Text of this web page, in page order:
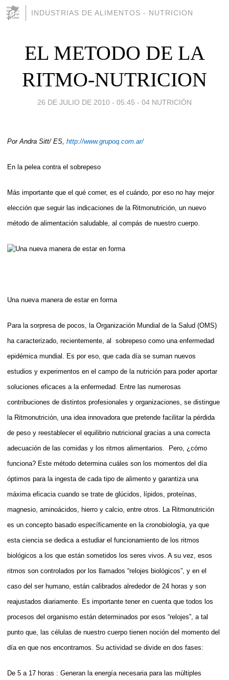
INDUSTRIAS DE ALIMENTOS - NUTRICION
EL METODO DE LA
RITMO-NUTRICION
26 DE JULIO DE 2010 - 05:45 - 04 NUTRICIÓN
Por Andra Sitt/ ES, http://www.grupoq.com.ar/
En la pelea contra el sobrepeso
Más importante que el qué comer, es el cuándo, por eso no hay mejor
elección que seguir las indicaciones de la Ritmonutrición, un nuevo
método de alimentación saludable, al compás de nuestro cuerpo.
Una nueva manera de estar en forma
Para la sorpresa de pocos, la Organización Mundial de la Salud (OMS)
ha caracterizado, recientemente, al sobrepeso como una enfermedad
epidémica mundial. Es por eso, que cada día se suman nuevos
estudios y experimentos en el campo de la nutrición para poder aportar
soluciones eficaces a la enfermedad. Entre las numerosas
contribuciones de distintos profesionales y organizaciones, se distingue
la Ritmonutrición, una idea innovadora que pretende facilitar la pérdida
de peso y reestablecer el equilibrio nutricional gracias a una correcta
adecuación de las comidas y los ritmos alimentarios. Pero, ¿cómo
funciona? Este método determina cuáles son los momentos del día
óptimos para la ingesta de cada tipo de alimento y garantiza una
máxima eficacia cuando se trate de glúcidos, lípidos, proteínas,
magnesio, aminoácidos, hierro y calcio, entre otros. La Ritmonutrición
es un concepto basado específicamente en la cronobiología, ya que
esta ciencia se dedica a estudiar el funcionamiento de los ritmos
biológicos a los que están sometidos los seres vivos. A su vez, esos
ritmos son controlados por los llamados “relojes biológicos”, y en el
caso del ser humano, están calibrados alrededor de 24 horas y son
reajustados diariamente. Es importante tener en cuenta que todos los
procesos del organismo están determinados por esos “relojes”, a tal
punto que, las células de nuestro cuerpo tienen noción del momento del
día en que nos encontramos. Su actividad se divide en dos fases:
De 5 a 17 horas : Generan la energía necesaria para las múltiples